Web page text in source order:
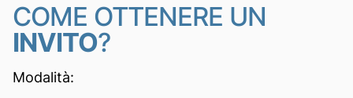
COME OTTENERE UN
INVITO?
Modalità: